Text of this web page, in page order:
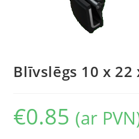
Blīvslēgs 10 x 22
€0.85 (ar